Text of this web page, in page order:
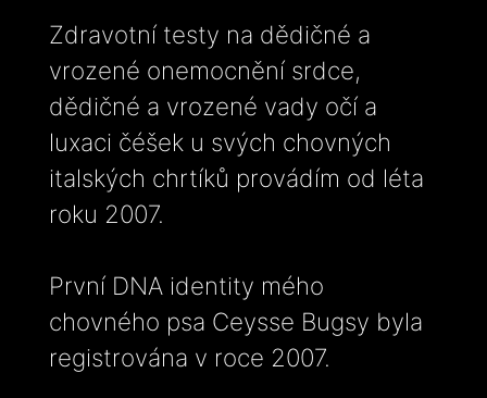
Zdravotní testy na dědičné a
vrozené onemocnění srdce,
dědičné a vrozené vady očí a
luxaci čéšek u svých chovných
italských chrtíků provádím od léta
roku 2007.
První DNA identity mého
chovného psa Ceysse Bugsy byla
registrována v roce 2007.